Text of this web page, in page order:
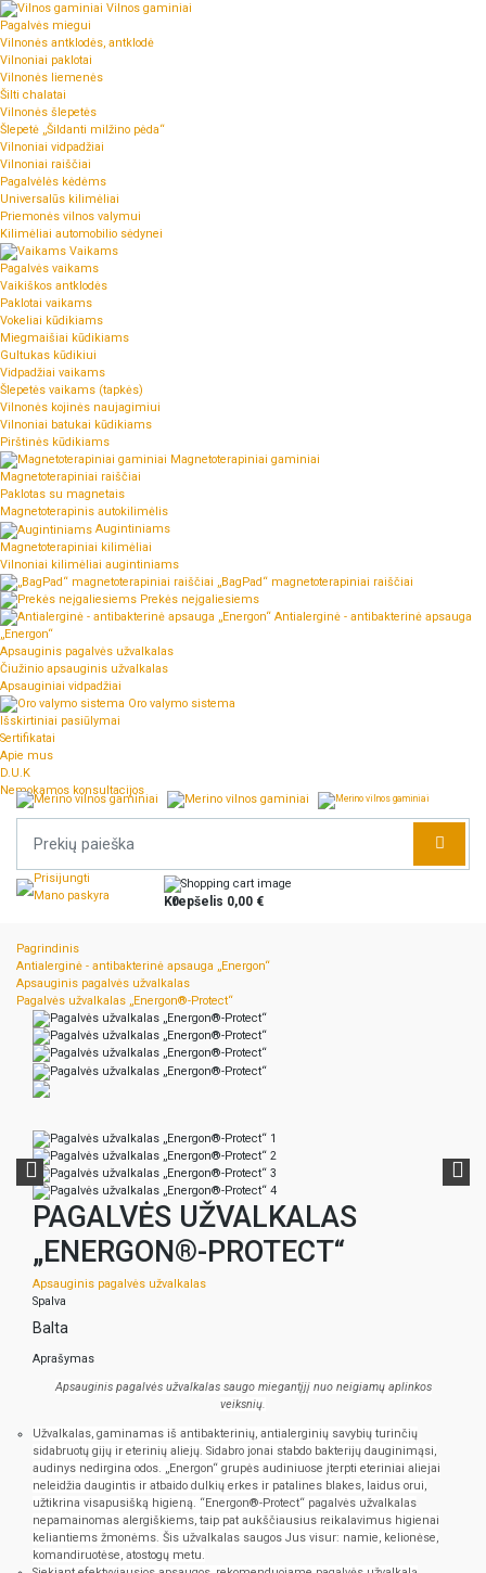
Vilnos gaminiai
Pagalvės miegui
Vilnonės antklodės, antklodė
Vilnoniai paklotai
Vilnonės liemenės
Šilti chalatai
Vilnonės šlepetės
Šlepetė „Šildanti milžino pėda“
Vilnoniai vidpadžiai
Vilnoniai raiščiai
Pagalvėlės kėdėms
Universalūs kilimėliai
Priemonės vilnos valymui
Kilimėliai automobilio sėdynei
Vaikams
Pagalvės vaikams
Vaikiškos antklodės
Paklotai vaikams
Vokeliai kūdikiams
Miegmaišiai kūdikiams
Gultukas kūdikiui
Vidpadžiai vaikams
Šlepetės vaikams (tapkės)
Vilnonės kojinės naujagimiui
Vilnoniai batukai kūdikiams
Pirštinės kūdikiams
Magnetoterapiniai gaminiai
Magnetoterapiniai raiščiai
Paklotas su magnetais
Magnetoterapinis autokilimėlis
Augintiniams
Magnetoterapiniai kilimėliai
Vilnoniai kilimėliai augintiniams
„BagPad“ magnetoterapiniai raiščiai
Prekės neįgaliesiems
Antialerginė - antibakterinė apsauga
„Energon“
Apsauginis pagalvės užvalkalas
Čiužinio apsauginis užvalkalas
Apsauginiai vidpadžiai
Oro valymo sistema
Išskirtiniai pasiūlymai
Sertifikatai
Apie mus
D.U.K
Nemokamos konsultacijos
Prisijungti
Mano paskyra
0
Krepšelis 0,00 €
Pagrindinis
Antialerginė - antibakterinė apsauga „Energon“
Apsauginis pagalvės užvalkalas
Pagalvės užvalkalas „Energon®-Protect“
PAGALVĖS UŽVALKALAS
„ENERGON®-PROTECT“
Apsauginis pagalvės užvalkalas
Spalva
Balta
Aprašymas
Apsauginis pagalvės užvalkalas saugo miegantįjį nuo neigiamų aplinkos
veiksnių.
Užvalkalas, gaminamas iš antibakterinių, antialerginių savybių turinčių
sidabruotų gijų ir eterinių aliejų. Sidabro jonai stabdo bakterijų dauginimąsi,
audinys nedirgina odos. „Energon“ grupės audiniuose įterpti eteriniai aliejai
neleidžia daugintis ir atbaido dulkių erkes ir patalines blakes, laidus orui,
užtikrina visapusišką higieną. “Energon®-Protect“ pagalvės užvalkalas
nepamainomas alergiškiems, taip pat aukščiausius reikalavimus higienai
keliantiems žmonėms. Šis užvalkalas saugos Jus visur: namie, kelionėse,
komandiruotėse, atostogų metu.